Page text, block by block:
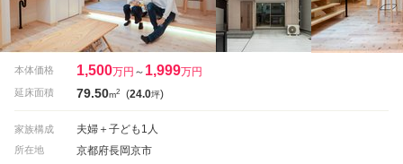
本体価格 1,500万円 ～ 1,999万円
延床面積 79.50m2 (24.0坪)
家族構成 夫婦＋子ども1人
所在地 京都府長岡京市